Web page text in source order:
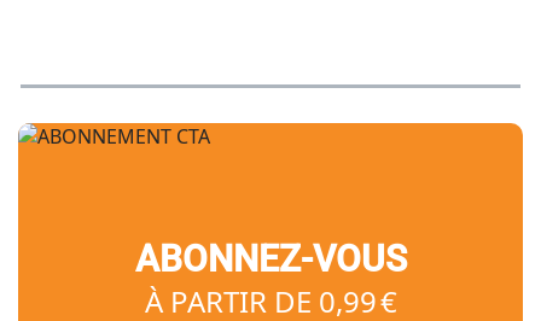
ABONNEZ-VOUS
À PARTIR DE 0,99 €